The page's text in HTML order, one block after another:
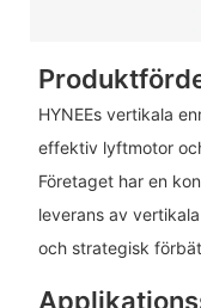
HYNEEs vertikala
effektiv lyftmotor
Företaget har en
leverans av
och strategisk